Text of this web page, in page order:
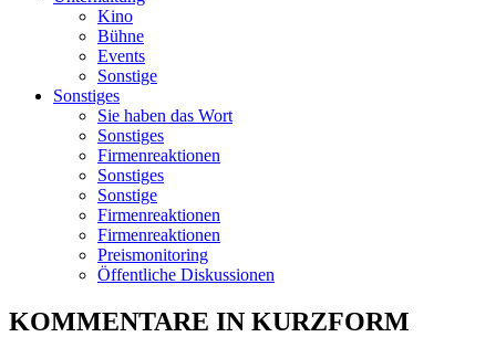
Kino
Bühne
Events
Sonstige
Sonstiges
Sie haben das Wort
Sonstiges
Firmenreaktionen
Sonstiges
Sonstige
Firmenreaktionen
Firmenreaktionen
Preismonitoring
Öffentliche Diskussionen
KOMMENTARE IN KURZFORM